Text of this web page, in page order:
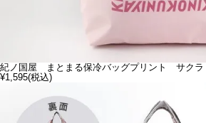
紀ノ国屋 まとまる保冷バッグプリント サクラ
¥1,595(税込)